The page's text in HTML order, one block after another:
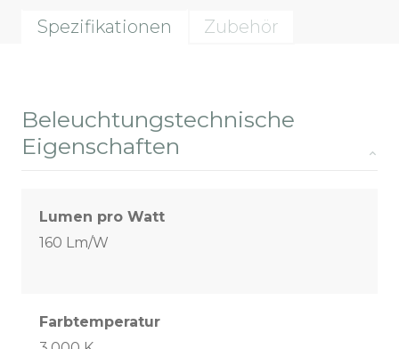
Spezifikationen Zubehör
Beleuchtungstechnische
Eigenschaften
Lumen pro Watt
160 Lm/W
Farbtemperatur